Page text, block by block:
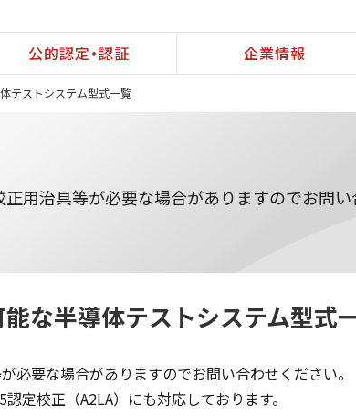
公的認定・認証 企業情報
テストシステム型式一覧
用治具等が必要な場合がありますのでお問
な半導体テストシステム型式
必要な場合がありますのでお問い合わせください。
定校正（A2LA）にも対応しております。